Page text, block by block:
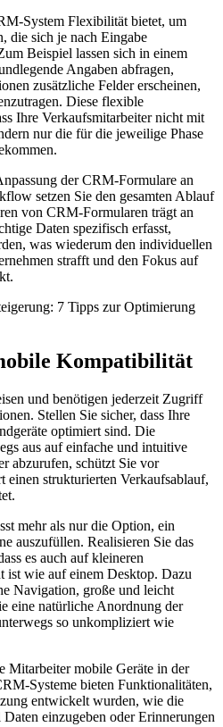
System Flexibilität bietet, um
die sich je nach Eingabe
Beispiel lassen sich in einem
Angaben abfragen,
zusätzliche Felder erscheinen,
Diese flexible
Ihre Verkaufsmitarbeiter nicht mit
nur die für die jeweilige Phase
der CRM-Formulare an
setzen Sie den gesamten Ablauf
von CRM-Formularen trägt an
Daten spezifisch erfasst,
was wiederum den individuellen
strafft und den Fokus auf
Kompatibilität
und benötigen jederzeit Zugriff
Stellen Sie sicher, dass Ihre
optimiert sind. Die
aus auf einfache und intuitive
abzurufen, schützt Sie vor
einen strukturierten Verkaufsablauf,
mehr als nur die Option, ein
auszufüllen. Realisieren Sie das
es auch auf kleineren
ist wie auf einem Desktop. Dazu
Navigation, große und leicht
eine natürliche Anordnung der
so unkompliziert wie
Mitarbeiter mobile Geräte in der
Systeme bieten Funktionalitäten,
entwickelt wurden, wie die
einzugeben oder Erinnerungen